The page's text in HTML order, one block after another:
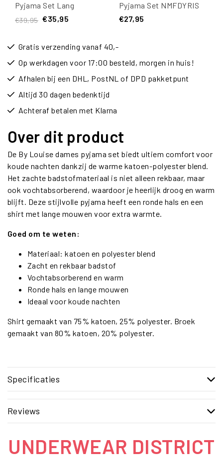
Pyjama Set Lang
Badstof Wit/Blauw
€39,95 €35,95
Pyjama Set NMFDYRIS
PEPPA PIG Roze
€27,95
Gratis verzending vanaf 40,-
Op werkdagen voor 17:00 besteld, morgen in huis!
Afhalen bij een DHL, PostNL of DPD pakketpunt
Altijd 30 dagen bedenktijd
Achteraf betalen met Klarna
Over dit product
De By Louise dames pyjama set biedt ultiem comfort voor
koude nachten dankzij de warme katoen-polyester blend.
Het zachte badstofmateriaal is niet alleen rekbaar, maar
ook vochtabsorberend, waardoor je heerlijk droog en warm
blijft. Deze stijlvolle pyjama heeft een ronde hals en een
shirt met lange mouwen voor extra warmte.
Goed om te weten:
Materiaal: katoen en polyester blend
Zacht en rekbaar badstof
Vochtabsorberend en warm
Ronde hals en lange mouwen
Ideaal voor koude nachten
Shirt gemaakt van 75% katoen, 25% polyester. Broek
gemaakt van 80% katoen, 20% polyester.
Specificaties
Reviews
UNDERWEAR DISTRICT